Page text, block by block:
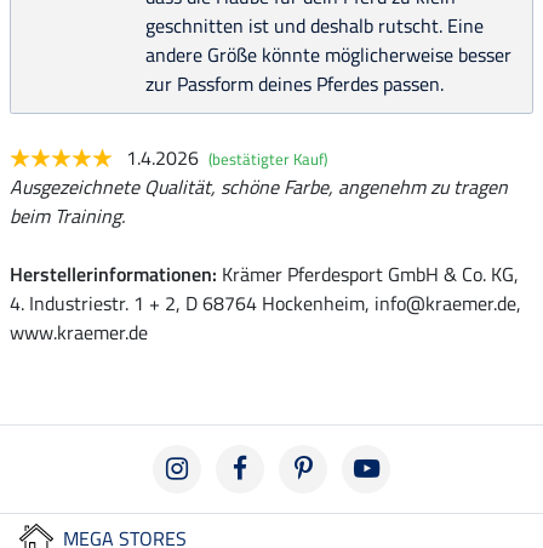
geschnitten ist und deshalb rutscht. Eine
andere Größe könnte möglicherweise besser
zur Passform deines Pferdes passen.
1.4.2026 (bestätigter Kauf)
Ausgezeichnete Qualität, schöne Farbe, angenehm zu tragen
beim Training.
Herstellerinformationen: Krämer Pferdesport GmbH & Co. KG,
4. Industriestr. 1 + 2, D 68764 Hockenheim, info@kraemer.de,
www.kraemer.de
MEGA STORES